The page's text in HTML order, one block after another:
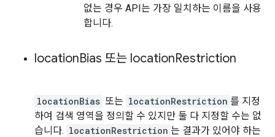
없는 경우 API는 가장 일치하는 이름을 사용
합니다.
locationBias 또는 locationRestriction
locationBias 또는 locationRestriction 를 지정
하여 검색 영역을 정의할 수 있지만 둘 다 지정할 수는 없
습니다. locationRestriction 는 결과가 있어야 하는